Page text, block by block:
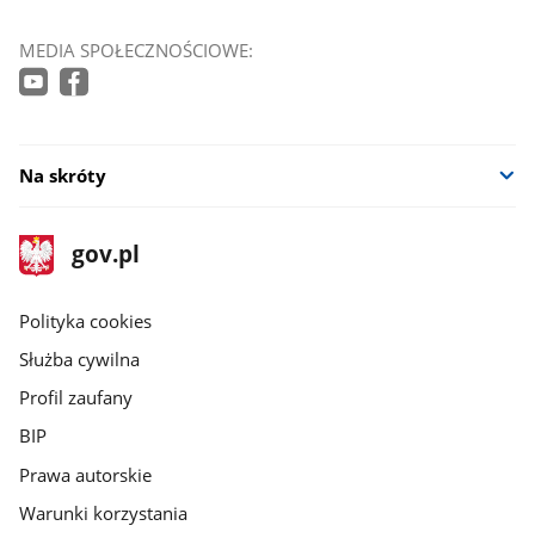
MEDIA SPOŁECZNOŚCIOWE:
Na skróty
stopka
gov.pl
Strona
gov.pl
gov.pl
Polityka cookies
Służba cywilna
Profil zaufany
BIP
Prawa autorskie
Warunki korzystania